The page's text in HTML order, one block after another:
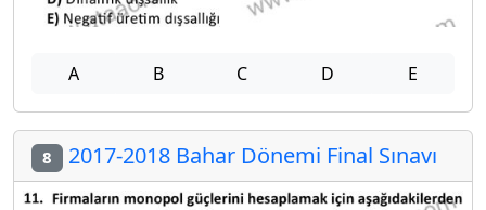
A B C D E
8 2017-2018 Bahar Dönemi Final Sınavı